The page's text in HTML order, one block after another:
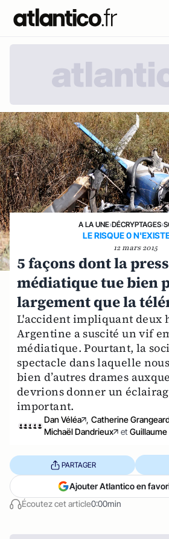
A LA UNE›DÉCRYPTAGES›
LE RISQUE 0
12 mars 2015
5 façons dont la
médiatique tue bien
largement que la
L'accident impliquant deux
Argentine a suscité un vif
médiatique. Pourtant, la
spectacle dans laquelle
bien d’autres drames
devrions donner un
important.
Dan Véléa , Catherine
Michaël Dandrieux
et
Écoutez cet article0:00min
PARTAGER
Ajouter Atlantico en